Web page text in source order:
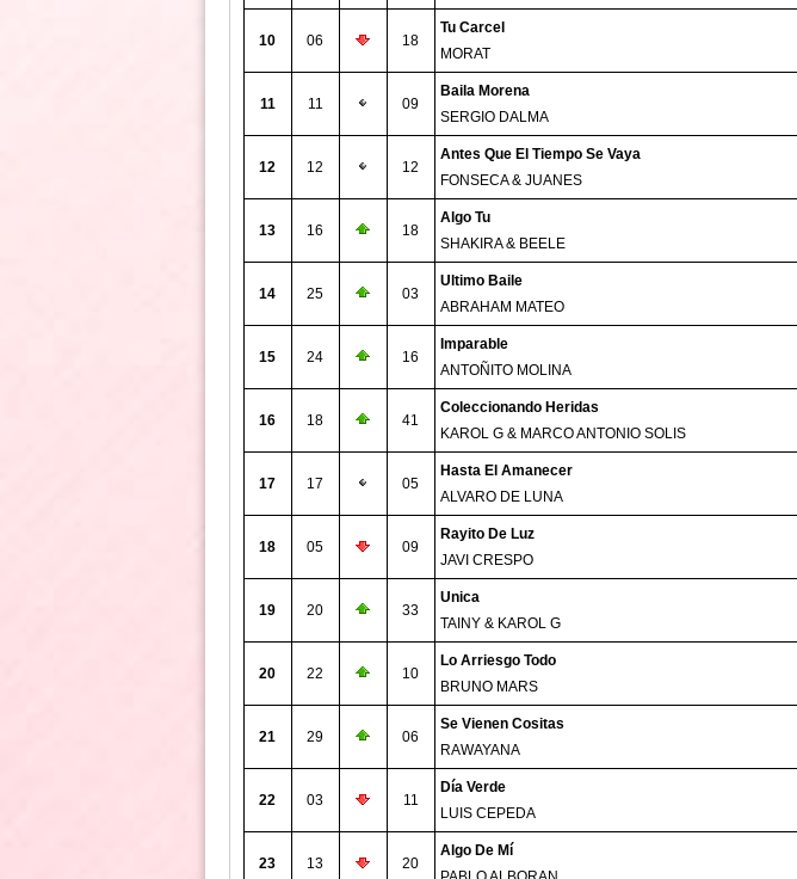
10 06 18
Tu Carcel
MORAT
11 11 09
Baila Morena
SERGIO DALMA
12 12 12
Antes Que El Tiempo Se Vaya
FONSECA & JUANES
13 16 18
Algo Tu
SHAKIRA & BEELE
14 25 03
Ultimo Baile
ABRAHAM MATEO
15 24 16
Imparable
ANTOÑITO MOLINA
16 18 41
Coleccionando Heridas
KAROL G & MARCO ANTONIO SOLIS
17 17 05
Hasta El Amanecer
ALVARO DE LUNA
18 05 09
Rayito De Luz
JAVI CRESPO
19 20 33
Unica
TAINY & KAROL G
20 22 10
Lo Arriesgo Todo
BRUNO MARS
21 29 06
Se Vienen Cositas
RAWAYANA
22 03 11
Día Verde
LUIS CEPEDA
23 13 20
Algo De Mí